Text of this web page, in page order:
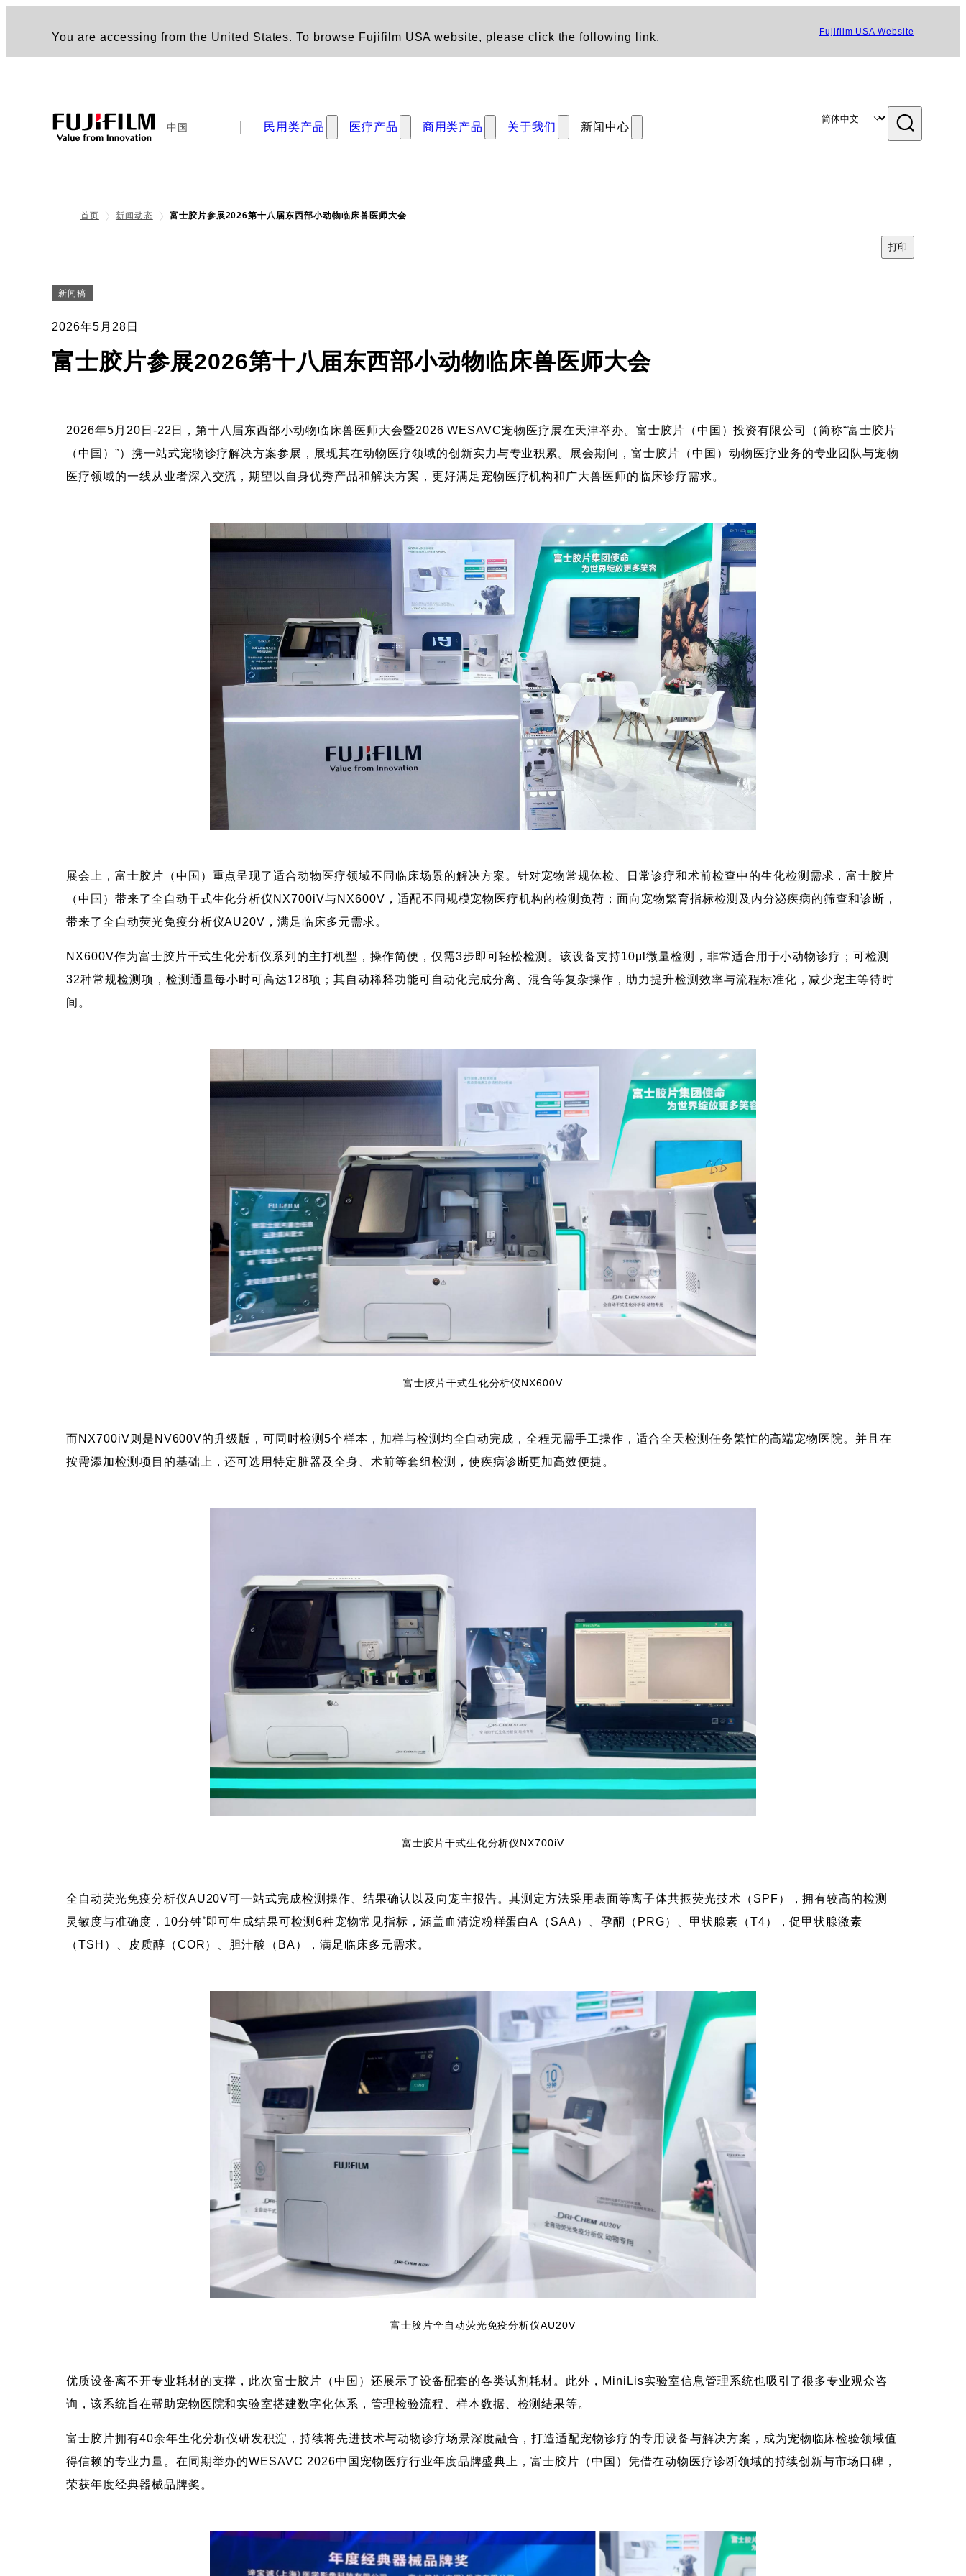
You are accessing from the United States. To browse Fujifilm USA website, please click the following link. Fujifilm USA Website
中国 民用类产品 医疗产品 商用类产品 关于我们 新闻中心
首页 新闻动态 富士胶片参展2026第十八届东西部小动物临床兽医师大会
打印
新闻稿
2026年5月28日
富士胶片参展2026第十八届东西部小动物临床兽医师大会
2026年5月20日-22日，第十八届东西部小动物临床兽医师大会暨2026 WESAVC宠物医疗展在天津举办。富士胶片（中国）投资有限公司（简称“富士胶片
（中国）”）携一站式宠物诊疗解决方案参展，展现其在动物医疗领域的创新实力与专业积累。展会期间，富士胶片（中国）动物医疗业务的专业团队与宠物
医疗领域的一线从业者深入交流，期望以自身优秀产品和解决方案，更好满足宠物医疗机构和广大兽医师的临床诊疗需求。
展会上，富士胶片（中国）重点呈现了适合动物医疗领域不同临床场景的解决方案。针对宠物常规体检、日常诊疗和术前检查中的生化检测需求，富士胶片
（中国）带来了全自动干式生化分析仪NX700iV与NX600V，适配不同规模宠物医疗机构的检测负荷；面向宠物繁育指标检测及内分泌疾病的筛查和诊断，
带来了全自动荧光免疫分析仪AU20V，满足临床多元需求。
NX600V作为富士胶片干式生化分析仪系列的主打机型，操作简便，仅需3步即可轻松检测。该设备支持10μl微量检测，非常适合用于小动物诊疗；可检测
32种常规检测项，检测通量每小时可高达128项；其自动稀释功能可自动化完成分离、混合等复杂操作，助力提升检测效率与流程标准化，减少宠主等待时
间。
富士胶片干式生化分析仪NX600V
而NX700iV则是NV600V的升级版，可同时检测5个样本，加样与检测均全自动完成，全程无需手工操作，适合全天检测任务繁忙的高端宠物医院。并且在
按需添加检测项目的基础上，还可选用特定脏器及全身、术前等套组检测，使疾病诊断更加高效便捷。
富士胶片干式生化分析仪NX700iV
全自动荧光免疫分析仪AU20V可一站式完成检测操作、结果确认以及向宠主报告。其测定方法采用表面等离子体共振荧光技术（SPF），拥有较高的检测
灵敏度与准确度，10分钟* 即可生成结果可检测6种宠物常见指标，涵盖血清淀粉样蛋白A（SAA）、孕酮（PRG）、甲状腺素（T4），促甲状腺激素
（TSH）、皮质醇（COR）、胆汁酸（BA），满足临床多元需求。
富士胶片全自动荧光免疫分析仪AU20V
优质设备离不开专业耗材的支撑，此次富士胶片（中国）还展示了设备配套的各类试剂耗材。此外，MiniLis实验室信息管理系统也吸引了很多专业观众咨
询，该系统旨在帮助宠物医院和实验室搭建数字化体系，管理检验流程、样本数据、检测结果等。
富士胶片拥有40余年生化分析仪研发积淀，持续将先进技术与动物诊疗场景深度融合，打造适配宠物诊疗的专用设备与解决方案，成为宠物临床检验领域值
得信赖的专业力量。在同期举办的WESAVC 2026中国宠物医疗行业年度品牌盛典上，富士胶片（中国）凭借在动物医疗诊断领域的持续创新与市场口碑，
荣获年度经典器械品牌奖。